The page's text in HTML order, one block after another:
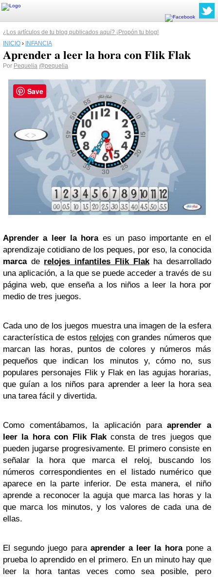
¿Los artículos de tu blog publicados aquí? ¡Propón tu blog!
INICIO › INFANCIA
Aprender a leer la hora con Flik Flak
Por Pequelia @pequelia
Aprender a leer la horaes un paso importante en el
aprendizaje cotidiano de los peques, por eso, la conocida
marcade relojes infantiles Flik Flakha desarrollado
una aplicación, a la que se puede acceder a través de su
página web, que enseña a los niños a leer la hora por
medio de tres juegos.
Cada uno de los juegos muestra una imagen de la esfera
característica de estos relojes con grandes números que
marcan las horas, puntos de colores y números más
pequeños que indican los minutos y, cómo no, sus
populares personajes Flik y Flak en las agujas horarias,
que guían a los niños para aprender a leer la hora sea
una tarea fácil y divertida.
Como comentábamos, la aplicación paraaprender a
leer la hora con Flik Flakconsta de tres juegos que
pueden jugarse progresivamente. El primero consiste en
señalar la hora que marca el reloj, buscando los
números correspondientes en el listado numérico que
aparece en la parte inferior. De esta manera, el niño
aprende a reconocer la aguja que marca las horas y la
que marca los minutos, y los valores de cada una de
ellas.
El segundo juego para aprender a leer la horapone a
prueba lo aprendido en el primero. En un minuto hay que
leer la hora tantas veces como sea posible, pero
Save